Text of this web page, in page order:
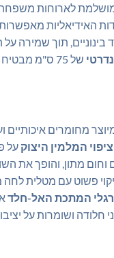
לארוחות
האידיאליות
בינוניים, תוך שמירה
של 75 ס"מ
מחומרים איכותיים
ציפוי המלמין היצוק על
וחום מתון, והופך את
פשוט עם מטלית
רגלי המתכת האל-חלד
חלודה ושומרות על